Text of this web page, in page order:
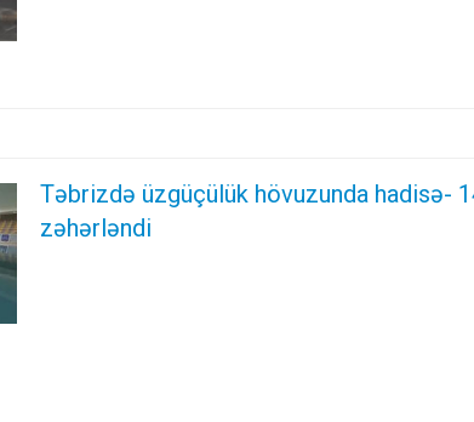
Təbrizdə üzgüçülük hövuzunda hadisə-
zəhərləndi